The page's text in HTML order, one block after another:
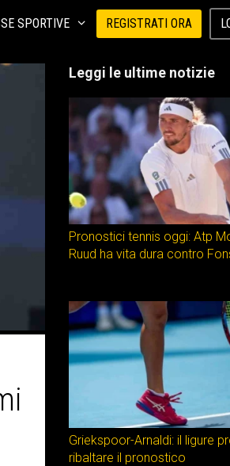
SPORTIVE REGISTRATI ORA
Leggi le ultime notizie
Pronostici tennis oggi: Atp
Ruud ha vita dura contro
Griekspoor-Arnaldi: il ligure
ribaltare il pronostico